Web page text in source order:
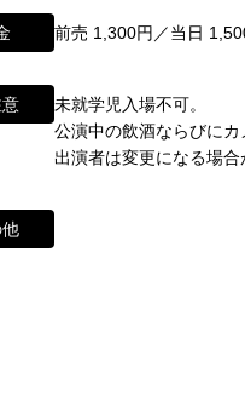
前売 1,300円／当日
意
未就学児入場不可。
公演中の飲酒ならびにカ
出演者は変更になる場合
プ
新たな歴史をスタートさせ
きるものと考えております